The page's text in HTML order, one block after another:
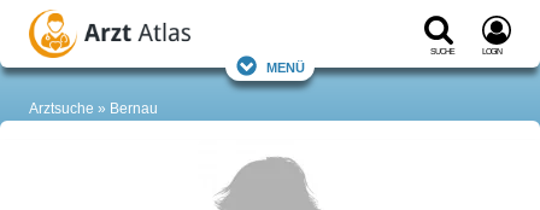
Suche Login
Menü
Arztsuche Bernau